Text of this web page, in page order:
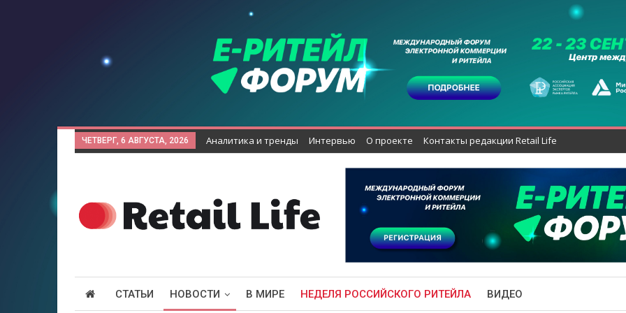
ЧЕТВЕРГ, 6 АВГУСТА, 2026 Аналитика и тренды Интервью О проекте Контакты редакции Retail Life
СТАТЬИ НОВОСТИ В МИРЕ НЕДЕЛЯ РОССИЙСКОГО РИТЕЙЛА ВИДЕО